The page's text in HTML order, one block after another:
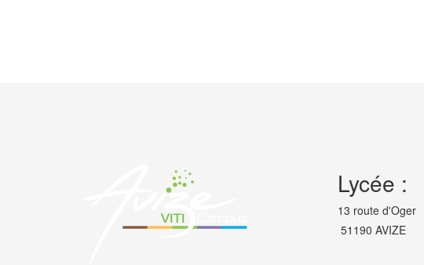
Lycée :
13 route d'Oger
51190 AVIZE